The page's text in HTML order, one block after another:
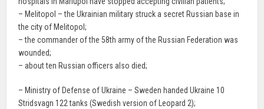
– Melitopol – the Ukrainian military struck a secret Russian base in
the city of Melitopol;
– the commander of the 58th army of the Russian Federation was
wounded;
– about ten Russian officers also died;
– Ministry of Defense of Ukraine – Sweden handed Ukraine 10
Stridsvagn 122 tanks (Swedish version of Leopard 2);